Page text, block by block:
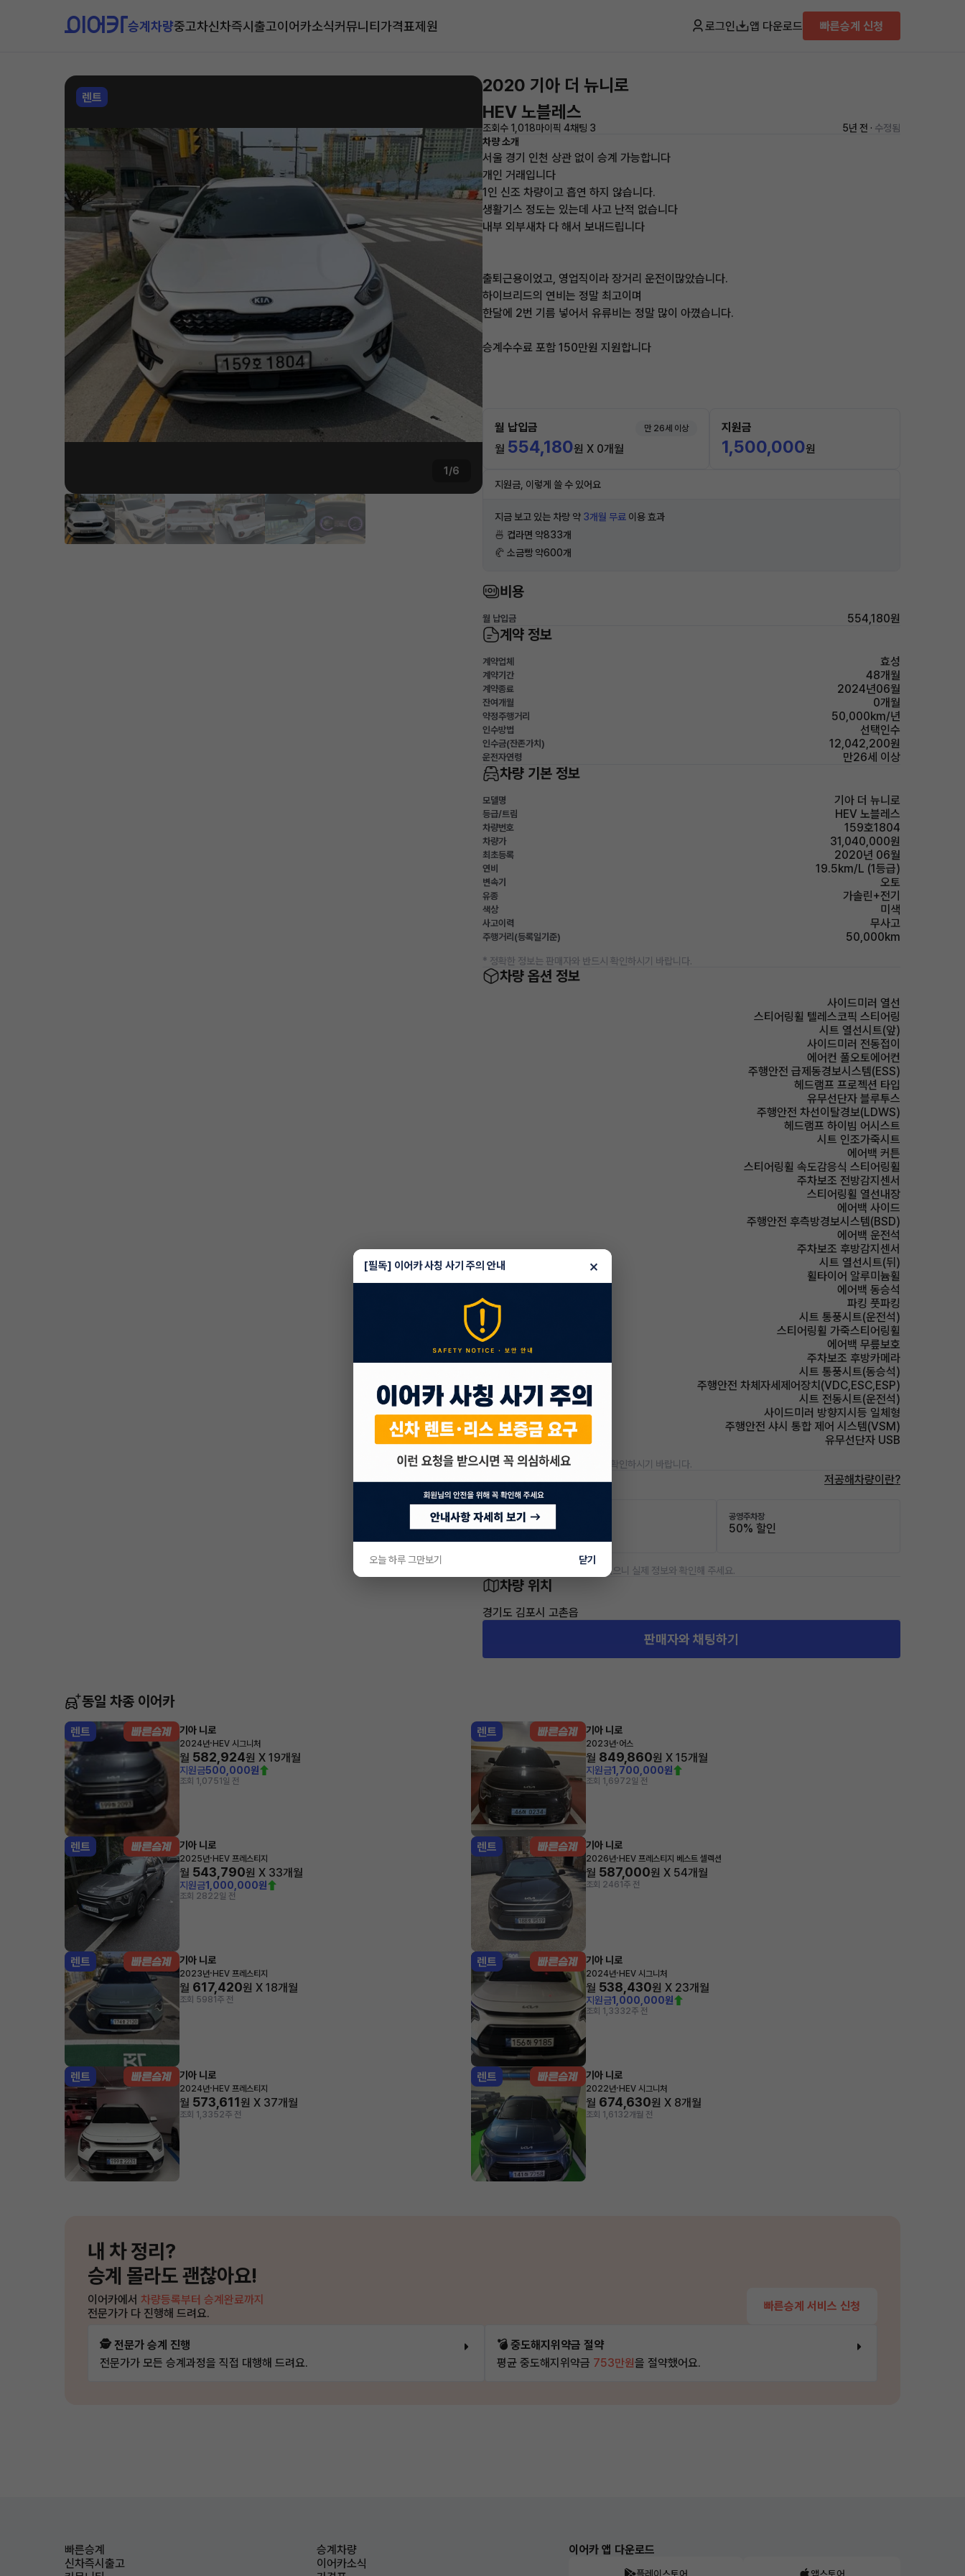
승계차량중고차신차즉시출고이어카소식커뮤니티가격표제원 로그인 앱 다운로드 빠른승계 신청
렌트
1/6
2020 기아 더 뉴니로
HEV 노블레스
조회수 1,018마이픽 4채팅 3 5년 전 · 수정됨
차량 소개
서울 경기 인천 상관 없이 승계 가능합니다
개인 거래입니다
1인 신조 차량이고 흡연 하지 않습니다.
생활기스 정도는 있는데 사고 난적 없습니다
내부 외부새차 다 해서 보내드립니다
출퇴근용이었고, 영업직이라 장거리 운전이많았습니다.
하이브리드의 연비는 정말 최고이며
한달에 2번 기름 넣어서 유류비는 정말 많이 아꼈습니다.
승계수수료 포함 150만원 지원합니다
월 납입금 만 26세 이상
월 554,180원 X 0개월
지원금
1,500,000원
지원금, 이렇게 쓸 수 있어요
지금 보고 있는 차량 약 3개월 무료 이용 효과
🍜 컵라면 약833개
🥐 소금빵 약600개
비용
월 납입금 554,180원
계약 정보
계약업체 효성
계약기간 48개월
계약종료 2024년06월
잔여개월 0개월
약정주행거리 50,000km/년
인수방법 선택인수
인수금(잔존가치) 12,042,200원
운전자연령 만26세 이상
차량 기본 정보
모델명 기아 더 뉴니로
등급/트림 HEV 노블레스
차량번호 159호1804
차량가 31,040,000원
최초등록 2020년 06월
연비 19.5km/L (1등급)
변속기 오토
유종 가솔린+전기
색상 미색
사고이력 무사고
주행거리(등록일기준) 50,000km
* 정확한 정보는 판매자와 반드시 확인하시기 바랍니다.
차량 옵션 정보
사이드미러 열선
스티어링휠 텔레스코픽 스티어링
시트 열선시트(앞)
사이드미러 전동접이
에어컨 풀오토에어컨
주행안전 급제동경보시스템(ESS)
헤드램프 프로젝션 타입
유무선단자 블루투스
주행안전 차선이탈경보(LDWS)
헤드램프 하이빔 어시스트
시트 인조가죽시트
에어백 커튼
스티어링휠 속도감응식 스티어링휠
주차보조 전방감지센서
스티어링휠 열선내장
에어백 사이드
주행안전 후측방경보시스템(BSD)
에어백 운전석
주차보조 후방감지센서
시트 열선시트(뒤)
휠타이어 알루미늄휠
에어백 동승석
파킹 풋파킹
시트 통풍시트(운전석)
스티어링휠 가죽스티어링휠
에어백 무릎보호
주차보조 후방카메라
시트 통풍시트(동승석)
주행안전 차체자세제어장치(VDC,ESC,ESP)
시트 전동시트(운전석)
사이드미러 방향지시등 일체형
주행안전 샤시 통합 제어 시스템(VSM)
유무선단자 USB
* 정확한 정보는 판매자와 반드시 확인하시기 바랍니다.
저공해차량 정보 저공해차량이란?
50% 할인
공영주차장
50% 할인
* 본 정보는 지자체마다 다를 수 있으니 실제 정보와 확인해 주세요.
차량 위치
경기도 김포시 고촌읍
판매자와 채팅하기
동일 차종 이어카
렌트 기아 니로
2024년· HEV 시그니처
월 582,924원 X 19개월
지원금500,000원
조회 1,0751일 전
렌트 기아 니로
2023년·어스
월 849,860원 X 15개월
지원금1,700,000원
조회 1,6972일 전
렌트 기아 니로
2025년· HEV 프레스티지
월 543,790원 X 33개월
지원금1,000,000원
조회 2822일 전
렌트 기아 니로
2026년· HEV 프레스티지 베스트 셀렉션
월 587,000원 X 54개월
조회 2461주 전
렌트 기아 니로
2023년· HEV 프레스티지
월 617,420원 X 18개월
조회 5981주 전
렌트 기아 니로
2024년· HEV 시그니처
월 538,430원 X 23개월
지원금1,000,000원
조회 1,3332주 전
렌트 기아 니로
2024년· HEV 프레스티지
월 573,611원 X 37개월
조회 1,3352주 전
렌트 기아 니로
2022년· HEV 시그니처
월 674,630원 X 8개월
조회 1,6132개월 전
내 차 정리?
승계 몰라도 괜찮아요!
이어카에서 차량등록부터 승계완료까지
전문가가 다 진행해 드려요.
빠른승계 서비스 신청
🕵️ 전문가 승계 진행
전문가가 모든 승계과정을 직접 대행해 드려요.
💣 중도해지위약금 절약
평균 중도해지위약금 753만원을 절약했어요.
빠른승계
승계차량
신차즉시출고
이어카소식
이어카 앱 다운로드
[필독] 이어카 사칭 사기 주의 안내 ×
오늘 하루 그만보기 닫기